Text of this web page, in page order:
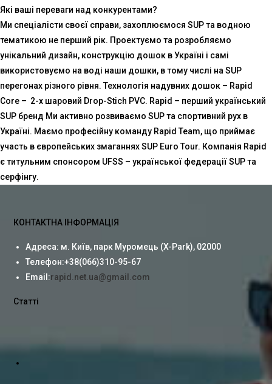
Які ваші переваги над конкурентами?
Ми спеціалісти своєї справи, захоплюємося SUP та водною
тематикою не перший рік. Проектуємо та розробляємо
унікальний дизайн, конструкцію дошок в Україні і самі
використовуємо на воді наши дошки, в тому числі на SUP
перегонах різного рівня. Технологія надувних дошок – Rapid
Core – 2-х шаровий Drop-Stich PVC. Rapid – перший український
SUP бренд Ми активно розвиваємо SUP та спортивний рух в
Україні. Маємо професійну команду Rapid Team, що приймає
участь в європейських змаганнях SUP Euro Tour. Компанія Rapid
є титульним спонсором UFSS – української федерації SUP та
серфінгу.
КОНТАКТНА ІНФОРМАЦІЯ
Адреса: м. Київ, парк Муромець (X-Park), 02000
Телефон:+38(066)310-95-67
Email:rapid.net.ua@gmail.com
Cтатті